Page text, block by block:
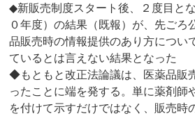
◆新販売制度スタート後、２度目と
０年度）の結果（既報）が、先ごろ
品販売時の情報提供のあり方につい
ているとは言えない結果となった
◆もともと改正法論議は、医薬品販
ったことに端を発する。単に薬剤師
を付けて示すだけではなく、販売時